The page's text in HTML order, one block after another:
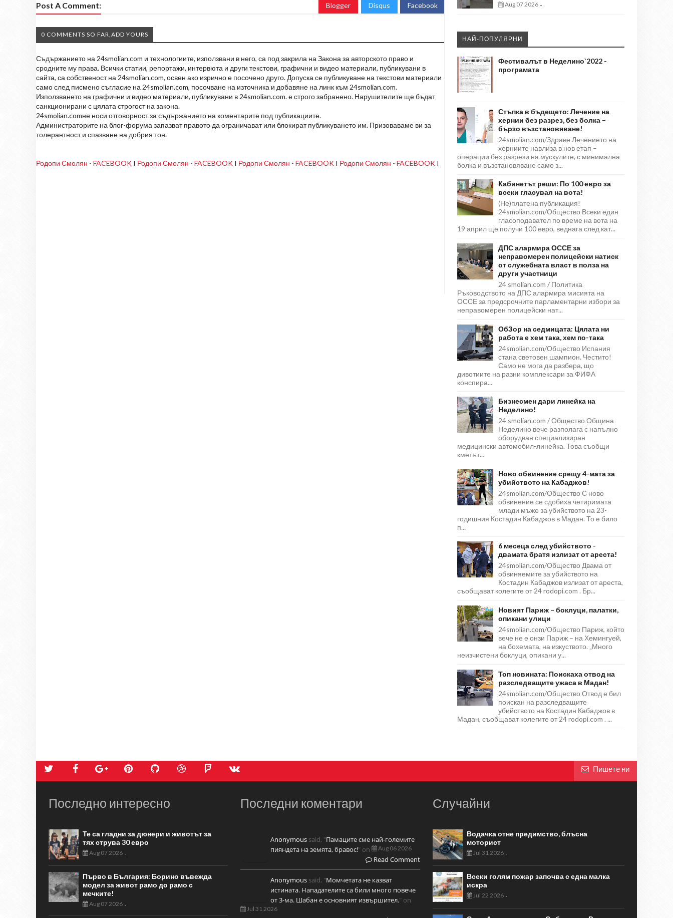
Post A Comment: Blogger Disqus Facebook
0 COMMENTS SO FAR,ADD YOURS
Съдържанието на 24smolian.com и технологиите, използвани в него, са под закрила на Закона за авторското право и
сродните му права. Всички статии, репортажи, интервюта и други текстови, графични и видео материали, публикувани в
сайта, са собственост на 24smolian.com, освен ако изрично е посочено друго. Допуска се публикуване на текстови материали
само след писмено съгласие на 24smolian.com, посочване на източника и добавяне на линк към 24smolian.com.
Използването на графични и видео материали, публикувани в 24smolian.com. е строго забранено. Нарушителите ще бъдат
санкционирани с цялата строгост на закона.
24smolian.comне носи отговорност за съдържанието на коментарите под публикациите.
Администраторите на блог-форума запазват правото да ограничават или блокират публикуването им. Призоваваме ви за
толерантност и спазване на добрия тон.
Родопи Смолян - FACEBOOK I Родопи Смолян - FACEBOOK I Родопи Смолян - FACEBOOK I Родопи Смолян - FACEBOOK I
Aug 07 2026 -
НАЙ-ПОПУЛЯРНИ
Фестивалът в Неделино`2022 -
програмата
Стъпка в бъдещето: Лечение на
хернии без разрез, без болка –
бързо възстановяване!
24smolian.com/Здраве Лечението на
херниите навлиза в нов етап –
операции без разрези на мускулите, с минимална
болка и възстановяване само з...
Кабинетът реши: По 100 евро за
всеки гласувал на вота!
(Не)платена публикация!
24smolian.com/Общество Всеки един
гласоподавател по време на вота на
19 април ще получи 100 евро, веднага след кат...
ДПС алармира ОССЕ за
неправомерен полицейски натиск
от служебната власт в полза на
други участници
24 smolian.com / Политика
Ръководството на ДПС алармира мисията на
ОССЕ за предсрочните парламентарни избори за
неправомерен полицейски нат...
ОбЗор на седмицата: Цялата ни
работа е хем така, хем по-така
24smolian.com/Общество Испания
стана световен шампион. Честито!
Само не мога да разбера, що
дивотиите на разни комплексари за ФИФА
конспира...
Бизнесмен дари линейка на
Неделино!
24 smolian.com / Общество Община
Неделино вече разполага с напълно
оборудван специализиран
медицински автомобил-линейка. Това съобщи
кметът...
Ново обвинение срещу 4-мата за
убийството на Кабаджов!
24smolian.com/Общество С ново
обвинение се сдобиха четиримата
млади мъже за убийството на 23-
годишния Костадин Кабаджов в Мадан. То е било
п...
6 месеца след убийството -
двамата братя излизат от ареста!
24smolian.com/Общество Двама от
обвиняемите за убийството на
Костадин Кабаджов излизат от ареста,
съобщават колегите от 24 rodopi.com . Бр...
Новият Париж – боклуци, палатки,
опикани улици
24smolian.com/Общество Париж, който
вече не е онзи Париж – на Хемингуей,
на бохемата, на изкуството. „Много
неизчистени боклуци, опикани у...
Топ новината: Поискаха отвод на
разследващите ужаса в Мадан!
24smolian.com/Общество Отвод е бил
поискан на разследващите
убийството на Костадин Кабаджов в
Мадан, съобщават колегите от 24 rodopi.com . ...
Пишете ни
Последно интересно
Те са гладни за дюнери и животът за
тях струва 30 евро
Aug 07 2026 -
Първо в България: Борино въвежда
модел за живот рамо до рамо с
мечките!
Aug 07 2026 -
Последни коментари
Anonymous said, "Памаците сме най-големите
пияндета на земята, бравос!" on Aug 06 2026
Read Comment
Anonymous said, "Момчетата не казват
истината. Нападателите са били много повече
от 3-ма. Шабан е основният извършител." on
Jul 31 2026
Случайни
Водачка отне предимство, блъсна
моторист
Jul 31 2026-
Всеки голям пожар започва с една малка
искра
Jul 22 2026-